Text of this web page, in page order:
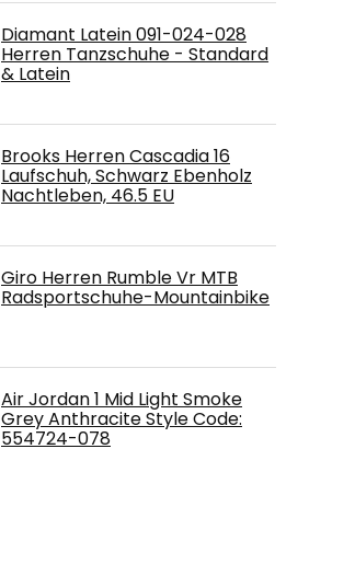
Diamant Latein 091-024-028
Herren Tanzschuhe - Standard
& Latein
Brooks Herren Cascadia 16
Laufschuh, Schwarz Ebenholz
Nachtleben, 46.5 EU
Giro Herren Rumble Vr MTB
Radsportschuhe-Mountainbike
Air Jordan 1 Mid Light Smoke
Grey Anthracite Style Code:
554724-078